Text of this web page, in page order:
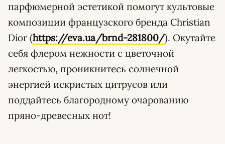
парфюмерной эстетикой помогут культовые
композиции французского бренда Christian
Dior (https://eva.ua/brnd-281800/). Окутайте
себя флером нежности с цветочной
легкостью, проникнитесь солнечной
энергией искристых цитрусов или
поддайтесь благородному очарованию
пряно-древесных нот!